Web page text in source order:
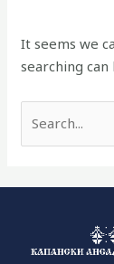
It seems we
searching can